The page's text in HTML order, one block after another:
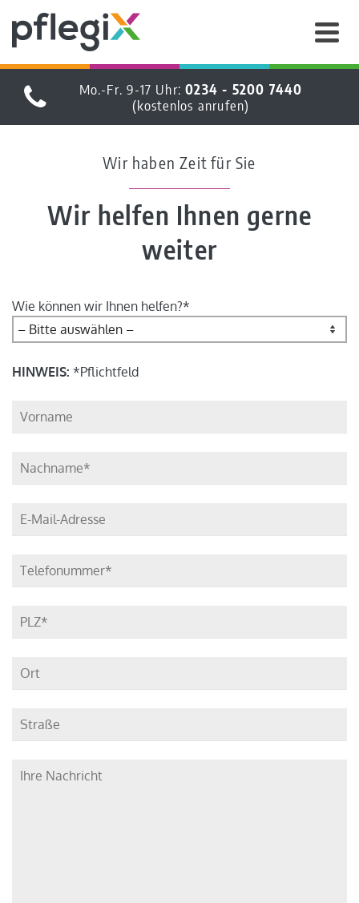
Mo.-Fr. 9-17 Uhr:0234 - 5200 7440
(kostenlos anrufen)
Wir haben Zeit für Sie
Wir helfen Ihnen gerne
weiter
Wie können wir Ihnen helfen?*
HINWEIS: *Pflichtfeld